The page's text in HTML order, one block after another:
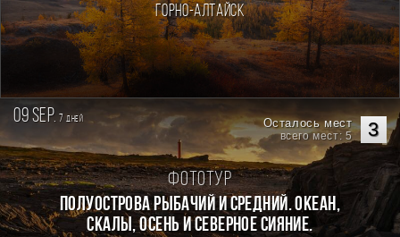
Горно-Алтайск
09 sep. 7дней 3
Осталось мест
всего мест: 5
Фототур
Полуострова Рыбачий и Средний. Океан,
скалы, осень и северное сияние.